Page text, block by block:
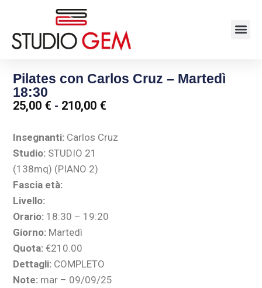
Pilates con Carlos Cruz – Martedì
18:30
25,00 € - 210,00 €
Insegnanti: Carlos Cruz
Studio: STUDIO 21
(138mq) (PIANO 2)
Fascia età:
Livello:
Orario: 18:30 – 19:20
Giorno: Martedì
Quota: €210.00
Dettagli: COMPLETO
Note: mar – 09/09/25